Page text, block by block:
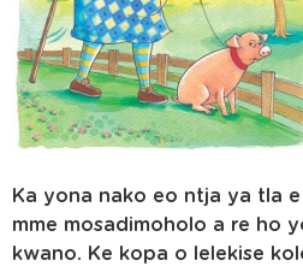
Ka yona nako eo ntja ya tla
mme mosadimoholo a re ho
kwano. Ke kopa o lelekise